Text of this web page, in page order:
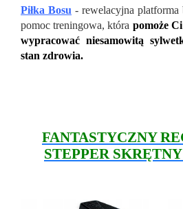
Piłka Bosu - rewelacyjna platforma
pomoc treningowa, która pomoże
wypracować niesamowitą
stan zdrowia.
FANTASTYCZNY
STEPPER